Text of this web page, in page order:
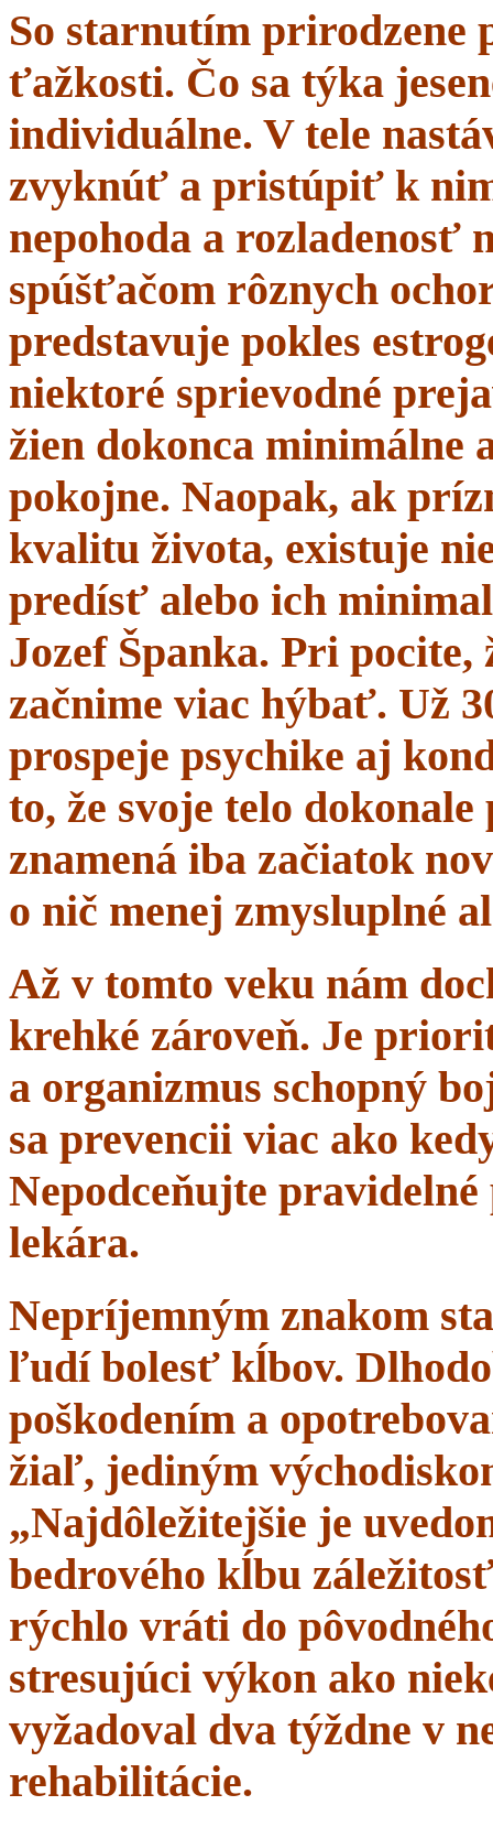
So starnutím prirodzene
ťažkosti. Čo sa týka
individuálne. V tele
zvyknúť a pristúpiť k
nepohoda a
spúšťačom rôznych
predstavuje pokles
niektoré sprievodné
žien dokonca minimálne
pokojne. Naopak, ak
kvalitu života, existuje
predísť alebo ich
Jozef Španka. Pri
začnime viac hýbať. Už
prospeje psychike aj
to, že svoje telo dokonale
znamená iba začiatok
o nič menej zmysluplné
Až v tomto veku nám
krehké zároveň. Je
a organizmus schopný
sa prevencii viac ako
Nepodceňujte
lekára.
Nepríjemným znakom
ľudí bolesť kĺbov.
poškodením a
žiaľ, jediným
„Najdôležitejšie je
bedrového kĺbu
rýchlo vráti do
stresujúci výkon ako
vyžadoval dva týždne v
rehabilitácie.